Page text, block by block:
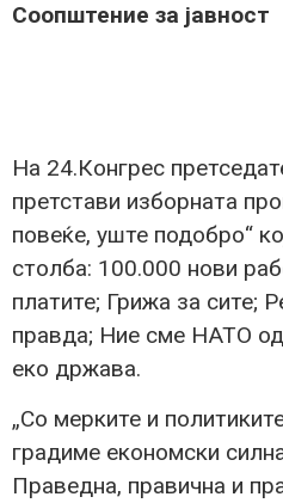
Соопштение за јавност
На 24.Конгрес
претстави изборната
повеќе, уште подобро“
столба: 100.000 нови
платите; Грижа за сите;
правда; Ние сме НАТО
еко држава.
„Со мерките и
градиме економски
Праведна, правична и